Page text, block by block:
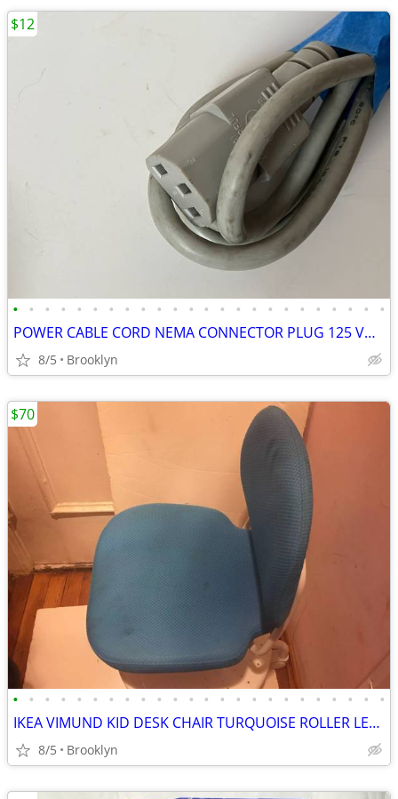
• • • • • • • • • • • • • • • • • • • • • • • •
POWER CABLE CORD NEMA CONNECTOR PLUG 125 VOLT PVC INSULATION 5FT BLACK
8/5 Brooklyn
$12
• • • • • • • • • • • • • • • • • • • • • • • •
IKEA VIMUND KID DESK CHAIR TURQUOISE ROLLER LEG STAND SAFETY ADJUSTABL
8/5 Brooklyn
$70